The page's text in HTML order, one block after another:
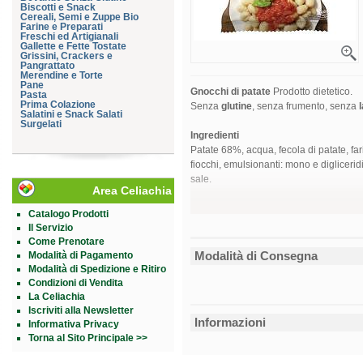
Biscotti e Snack
Cereali, Semi e Zuppe Bio
Farine e Preparati
Freschi ed Artigianali
Gallette e Fette Tostate
Grissini, Crackers e
Pangrattato
Merendine e Torte
Pane
Pasta
Prima Colazione
Salatini e Snack Salati
Surgelati
Area Celiachia
Catalogo Prodotti
Il Servizio
Come Prenotare
Modalità di Pagamento
Modalità di Spedizione e Ritiro
Condizioni di Vendita
La Celiachia
Iscriviti alla Newsletter
Informativa Privacy
Torna al Sito Principale >>
Gnocchi di patate Prodotto dietetico.
Senzaglutine, senza frumento, senza
Ingredienti
Patate 68%, acqua, fecola di patate,
fiocchi, emulsionanti: mono e
sale.
di cui acidi grassi saturi
0,1 g
Carboidrati
0,2 g
Modalità d'uso
Modalità di Consegna
Informazioni